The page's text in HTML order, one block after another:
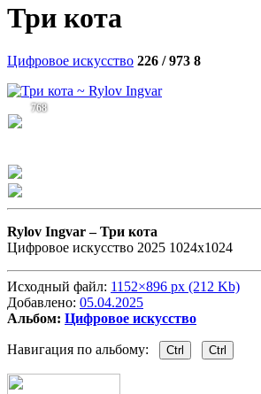
Три кота
Цифровое искусство 226 / 973 8
768
Rylov Ingvar –Три кота
Цифровое искусство 2025 1024х1024
Исходный файл: 1152×896 px (212 Kb)
Добавлено: 05.04.2025
Альбом: Цифровое искусство
Навигация по альбому: Ctrl Ctrl